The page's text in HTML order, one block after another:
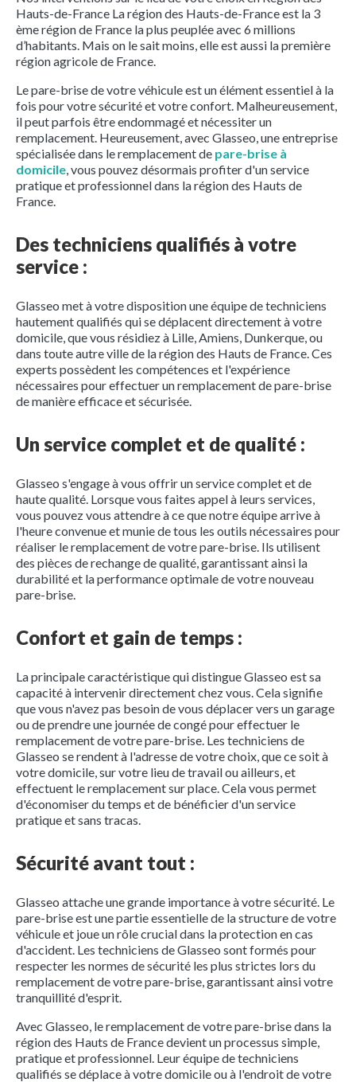
Hauts-de-France La région des Hauts-de-France est la 3
ème région de France la plus peuplée avec 6 millions
d’habitants. Mais on le sait moins, elle est aussi la première
région agricole de France.
Le pare-brise de votre véhicule est un élément essentiel à la
fois pour votre sécurité et votre confort. Malheureusement,
il peut parfois être endommagé et nécessiter un
remplacement. Heureusement, avec Glasseo, une entreprise
spécialisée dans le remplacement de pare-brise à
domicile , vous pouvez désormais profiter d'un service
pratique et professionnel dans la région des Hauts de
France.
Des techniciens qualifiés à votre
service :
Glasseo met à votre disposition une équipe de techniciens
hautement qualifiés qui se déplacent directement à votre
domicile, que vous résidiez à Lille, Amiens, Dunkerque, ou
dans toute autre ville de la région des Hauts de France. Ces
experts possèdent les compétences et l'expérience
nécessaires pour effectuer un remplacement de pare-brise
de manière efficace et sécurisée.
Un service complet et de qualité :
Glasseo s'engage à vous offrir un service complet et de
haute qualité. Lorsque vous faites appel à leurs services,
vous pouvez vous attendre à ce que notre équipe arrive à
l'heure convenue et munie de tous les outils nécessaires pour
réaliser le remplacement de votre pare-brise. Ils utilisent
des pièces de rechange de qualité, garantissant ainsi la
durabilité et la performance optimale de votre nouveau
pare-brise.
Confort et gain de temps :
La principale caractéristique qui distingue Glasseo est sa
capacité à intervenir directement chez vous. Cela signifie
que vous n'avez pas besoin de vous déplacer vers un garage
ou de prendre une journée de congé pour effectuer le
remplacement de votre pare-brise. Les techniciens de
Glasseo se rendent à l'adresse de votre choix, que ce soit à
votre domicile, sur votre lieu de travail ou ailleurs, et
effectuent le remplacement sur place. Cela vous permet
d'économiser du temps et de bénéficier d'un service
pratique et sans tracas.
Sécurité avant tout :
Glasseo attache une grande importance à votre sécurité. Le
pare-brise est une partie essentielle de la structure de votre
véhicule et joue un rôle crucial dans la protection en cas
d'accident. Les techniciens de Glasseo sont formés pour
respecter les normes de sécurité les plus strictes lors du
remplacement de votre pare-brise, garantissant ainsi votre
tranquillité d'esprit.
Avec Glasseo, le remplacement de votre pare-brise dans la
région des Hauts de France devient un processus simple,
pratique et professionnel. Leur équipe de techniciens
qualifiés se déplace à votre domicile ou à l'endroit de votre